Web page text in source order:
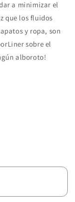
a minimizar el
que los fluidos
y ropa, son
sobre el
alboroto!